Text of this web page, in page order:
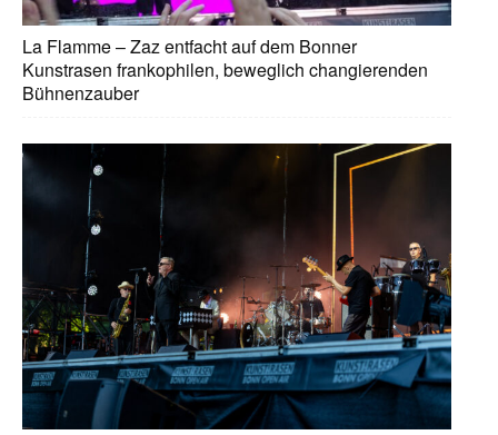
La Flamme – Zaz entfacht auf dem Bonner
Kunstrasen frankophilen, beweglich changierenden
Bühnenzauber